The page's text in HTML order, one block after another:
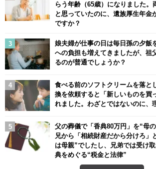
らう年齢（65歳）になりました。
と思っていたのに、遺族厚生年金
ですか？
娘夫婦が仕事の日は毎日孫の夕飯
への負担も増えてきましたが、祖
るのが普通でしょうか？
食べる前のソフトクリームを落と
換を依頼すると「新しいものを買
れました。わざとではないのに、
父の葬儀で「香典80万円」を“母
兄から「相続財産だから分けろ
は母親”でしたし、兄弟では受け
典をめぐる“税金と法律”